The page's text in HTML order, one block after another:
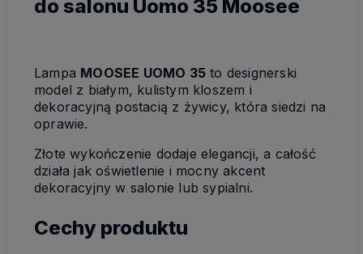
do salonu Uomo 35 Moosee
Lampa MOOSEE UOMO 35 to designerski
model z białym, kulistym kloszem i
dekoracyjną postacią z żywicy, która siedzi na
oprawie.
Złote wykończenie dodaje elegancji, a całość
działa jak oświetlenie i mocny akcent
dekoracyjny w salonie lub sypialni.
Cechy produktu